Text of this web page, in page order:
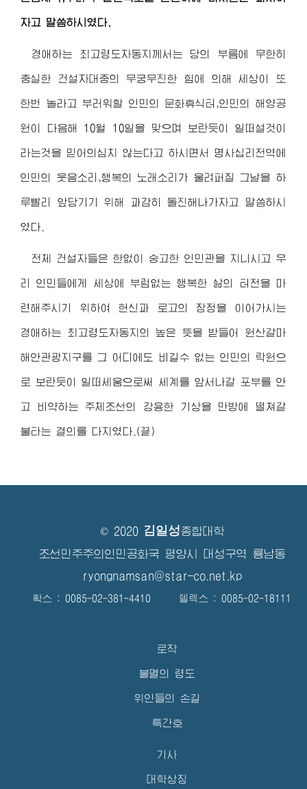
자고 말씀하시였다.
경애하는 최고령도자동지 께서는 당의 부름에 무한히
충실한 건설자대중의 무궁무진한 힘에 의해 세상이 또
한번 놀라고 부러워할 인민의 문화휴식터,인민의 해양공
원이 다음해 10월 10일을 맞으며 보란듯이 일떠설것이
라는것을 믿어의심치 않는다고 하시면서 명사십리전역에
인민의 웃음소리,행복의 노래소리가 울려퍼질 그날을 하
루빨리 앞당기기 위해 과감히 돌진해나가자고 말씀하시
였다.
전체 건설자들은 한없이 숭고한 인민관을 지니시고 우
리 인민들에게 세상에 부럼없는 행복한 삶의 터전을 마
련해주시기 위하여 헌신과 로고의 장정을 이어가시는
경애하는 최고령도자동지 의 높은 뜻을 받들어 원산갈마
해안관광지구를 그 어디에도 비길수 없는 인민의 락원으
로 보란듯이 일떠세움으로써 세계를 앞서나갈 포부를 안
고 비약하는 주체조선의 강용한 기상을 만방에 떨쳐갈
불타는 결의를 다지였다.(끝)
© 2020 김일성종합대학
조선민주주의인민공화국 평양시 대성구역 룡남동
ryongnamsan@star-co.net.kp
확스 : 0085-02-381-4410 텔렉스 : 0085-02-18111
로작
불멸의 령도
위인들의 손길
특간호
기사
대학상징